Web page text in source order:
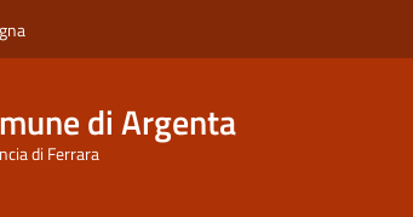
di Argenta
di Ferrara